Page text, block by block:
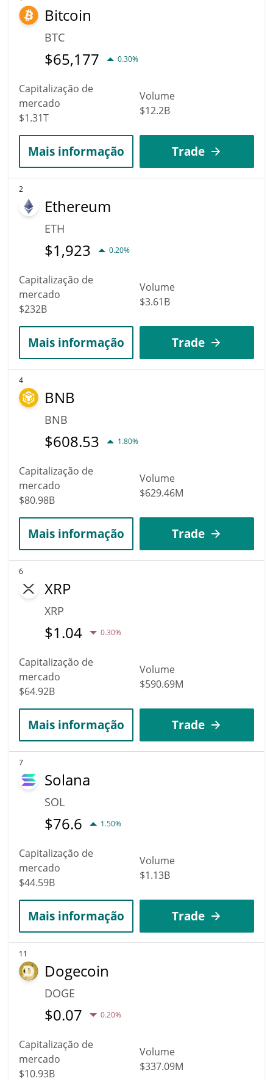
Bitcoin
BTC
$65,177 0.30%
Capitalização de
mercado
$1.31T
Volume
$12.2B
Mais informação Trade
2
Ethereum
ETH
$1,923 0.20%
Capitalização de
mercado
$232B
Volume
$3.61B
Mais informação Trade
4
BNB
BNB
$608.53 1.80%
Capitalização de
mercado
$80.98B
Volume
$629.46M
Mais informação Trade
6
XRP
XRP
$1.04 0.30%
Capitalização de
mercado
$64.92B
Volume
$590.69M
Mais informação Trade
7
Solana
SOL
$76.6 1.50%
Capitalização de
mercado
$44.59B
Volume
$1.13B
Mais informação Trade
11
Dogecoin
DOGE
$0.07 0.20%
Capitalização de
mercado
$10.93B
Volume
$337.09M